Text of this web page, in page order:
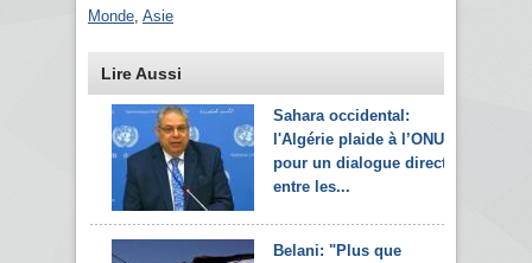
Monde Asie
Lire Aussi
Sahara occidental:
l'Algérie plaide à l’ONU
pour un dialogue direct
entre les...
Belani: "Plus que